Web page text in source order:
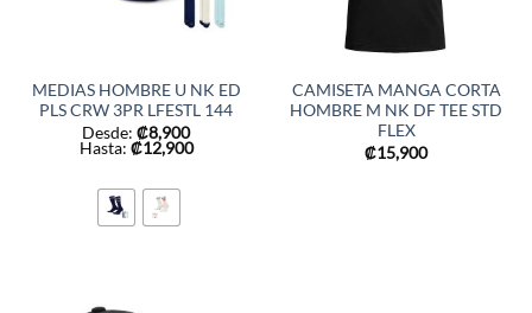
MEDIAS HOMBRE U NK ED
PLS CRW 3PR LFESTL 144
Desde: ₡8,900
Hasta: ₡12,900
CAMISETA MANGA CORTA
HOMBRE M NK DF TEE STD
FLEX
₡15,900